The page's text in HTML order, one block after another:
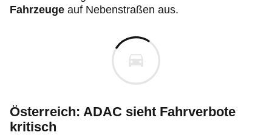
Fahrzeuge auf Nebenstraßen aus.
Österreich: ADAC sieht Fahrverbote
kritisch